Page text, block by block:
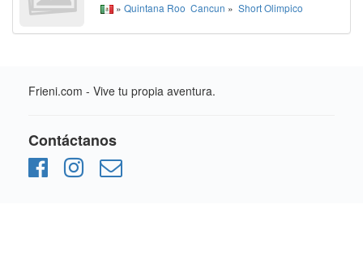
» Quintana Roo Cancun » ShortOlimpico
Frieni.com - Vive tu propia aventura.
Contáctanos